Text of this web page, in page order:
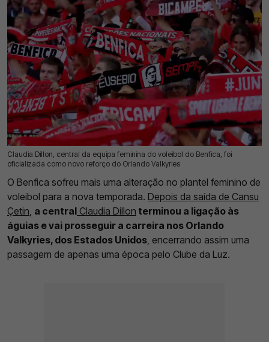
Claudia Dillon, central da equipa feminina do voleibol do Benfica, foi
oficializada como novo reforço do Orlando Valkyries
17 Jul 2026 | 11:40 | 0
O Benfica sofreu mais uma alteração no plantel feminino de
voleibol para a nova temporada. Depois da saída de Cansu
Çetin, a central Claudia Dillon terminou a ligação às
águias e vai prosseguir a carreira nos Orlando
Valkyries, dos Estados Unidos, encerrando assim uma
passagem de apenas uma época pelo Clube da Luz.